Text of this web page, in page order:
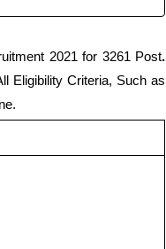
2021 for 3261 Post.
Eligibility Criteria, Such as